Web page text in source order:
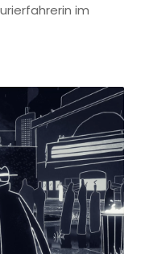
im